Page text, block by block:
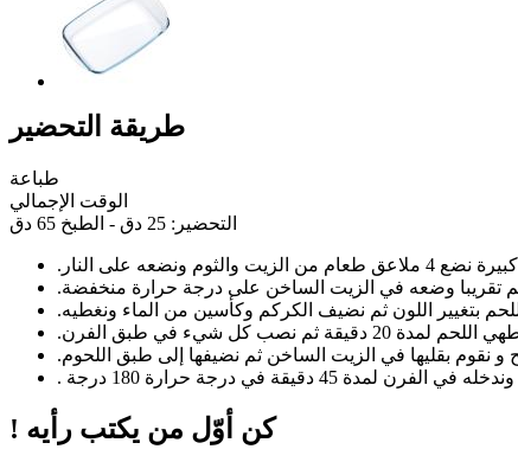
طريقة التحضير
طباعة
الوقت الإجمالي
التحضير: 25 دق - الطبخ 65 دق
.
.
.
.
.
.
! كن أوّل من يكتب رأيه